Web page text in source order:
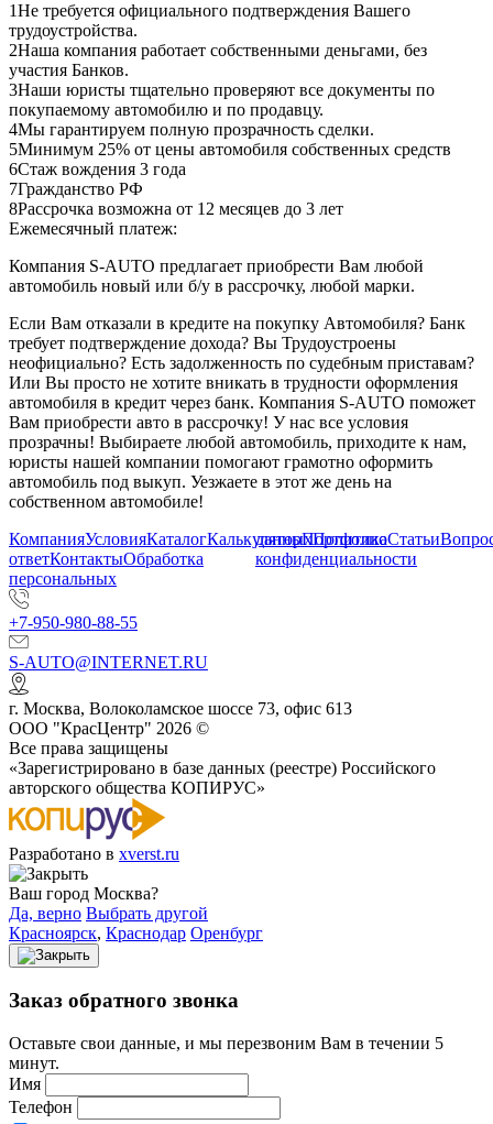
1Не требуется официального подтверждения Вашего
трудоустройства.
2Наша компания работает собственными деньгами, без
участия Банков.
3Наши юристы тщательно проверяют все документы по
покупаемому автомобилю и по продавцу.
4Мы гарантируем полную прозрачность сделки.
5Минимум 25% от цены автомобиля собственных средств
6Стаж вождения 3 года
7Гражданство РФ
8Рассрочка возможна от 12 месяцев до 3 лет
Ежемесячный платеж:
Компания S-AUTO предлагает приобрести Вам любой
автомобиль новый или б/у в рассрочку, любой марки.
Если Вам отказали в кредите на покупку Автомобиля? Банк
требует подтверждение дохода? Вы Трудоустроены
неофициально? Есть задолженность по судебным приставам?
Или Вы просто не хотите вникать в трудности оформления
автомобиля в кредит через банк. Компания S-AUTO поможет
Вам приобрести авто в рассрочку! У нас все условия
прозрачны! Выбираете любой автомобиль, приходите к нам,
юристы нашей компании помогают грамотно оформить
автомобиль под выкуп. Уезжаете в этот же день на
собственном автомобиле!
КомпанияУсловияКаталогКалькуляторПортфолиоСтатьи
ответКонтактыОбработка
персональных
данныхПолитика
конфиденциальности
+7-950-980-88-55
S-AUTO@INTERNET.RU
г. Москва, Волоколамское шоссе 73, офис 613
ООО "КрасЦентр" 2026 ©
Все права защищены
«Зарегистрировано в базе данных (реестре) Российского
авторского общества КОПИРУС»
Разработано в xverst.ru
Ваш город Москва?
Да, верно Выбрать другой
Красноярск, Краснодар Оренбург
Заказ обратного звонка
Оставьте свои данные, и мы перезвоним Вам в течении 5
минут.
Имя
Телефон